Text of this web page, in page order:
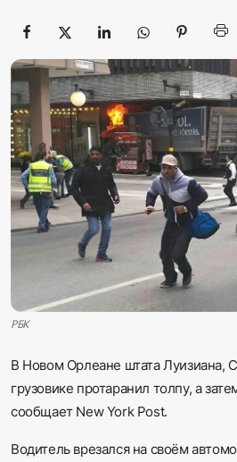
Новости
Политика
Галерея
Экономика
Sadaq TV
Общество
Русский
РБК
В Новом Орлеане штата Луизиана,
грузовике протаранил толпу, а
сообщает New York Post.
Водитель врезался на своём